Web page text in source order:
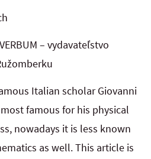
VERBUM – vydavateľstvo
Italian scholar Giovanni
famous for his physical
nowadays it is less known
as well. This article is